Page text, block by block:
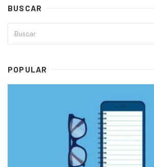
BUSCAR
POPULAR